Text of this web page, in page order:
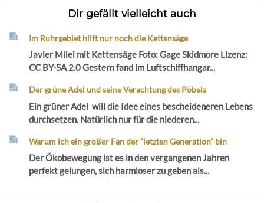
Dir gefällt vielleicht auch
Im Ruhrgebiet hilft nur noch die Kettensäge
Javier Milei mit Kettensäge Foto: Gage Skidmore Lizenz:
CC BY-SA 2.0 Gestern fand im Luftschiffhangar...
Der grüne Adel und seine Verachtung des Pöbels
Ein grüner Adel will die Idee eines bescheideneren Lebens
durchsetzen. Natürlich nur für die niederen...
Warum ich ein großer Fan der “letzten Generation” bin
Der Ökobewegung ist es in den vergangenen Jahren
perfekt gelungen, sich harmloser zu geben als...